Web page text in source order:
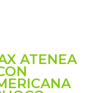
ATENEA